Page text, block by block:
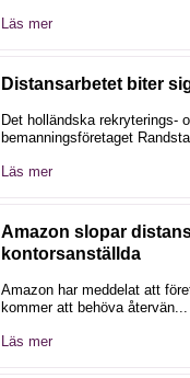
Läs mer
Distansarbetet biter
Det holländska rekryterings-
bemanningsföretaget
Läs mer
Amazon slopar
kontorsanställda
Amazon har meddelat att
kommer att behöva återvän...
Läs mer